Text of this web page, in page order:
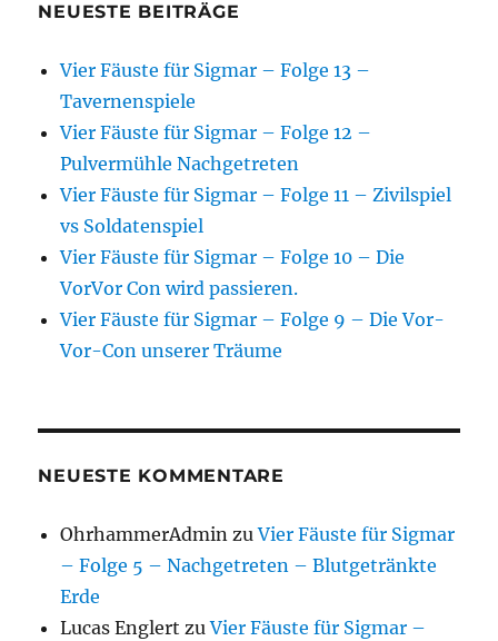
NEUESTE BEITRÄGE
Vier Fäuste für Sigmar – Folge 13 –
Tavernenspiele
Vier Fäuste für Sigmar – Folge 12 –
Pulvermühle Nachgetreten
Vier Fäuste für Sigmar – Folge 11 – Zivilspiel
vs Soldatenspiel
Vier Fäuste für Sigmar – Folge 10 – Die
VorVor Con wird passieren.
Vier Fäuste für Sigmar – Folge 9 – Die Vor-
Vor-Con unserer Träume
NEUESTE KOMMENTARE
OhrhammerAdmin zuVier Fäuste für Sigmar
– Folge 5 – Nachgetreten – Blutgetränkte
Erde
Lucas Englert zuVier Fäuste für Sigmar –